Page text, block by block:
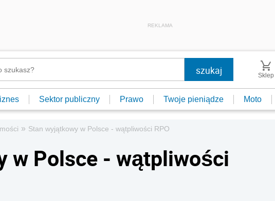
REKLAMA
Sklep
Sektor publiczny Prawo Twoje pieniądze Moto
» Stan wyjątkowy w Polsce - wątpliwości RPO
w Polsce - wątpliwości